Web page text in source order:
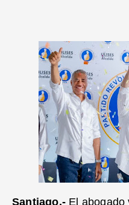
Santiago.- El abogado